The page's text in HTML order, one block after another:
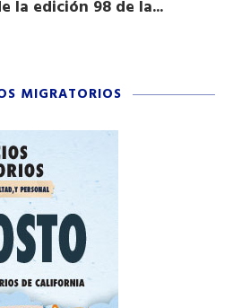
la edición 98 de la...
MIGRATORIOS